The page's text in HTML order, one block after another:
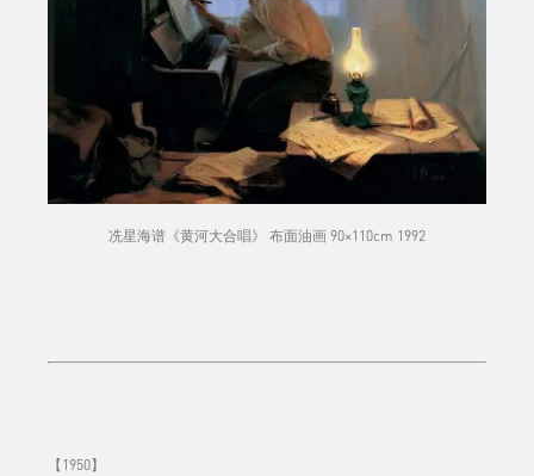
冼星海谱《黄河大合唱》 布面油画 90×110cm 1992
【1950】